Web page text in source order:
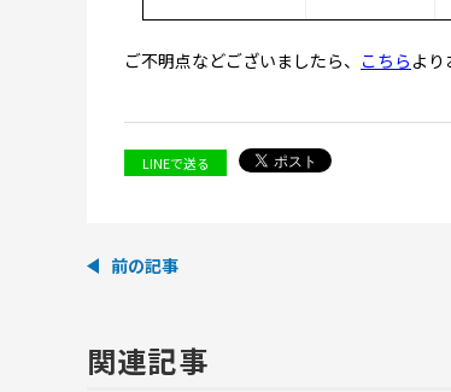
ご不明点などございましたら、 こちら より
LINEで送る
前の記事
関連記事